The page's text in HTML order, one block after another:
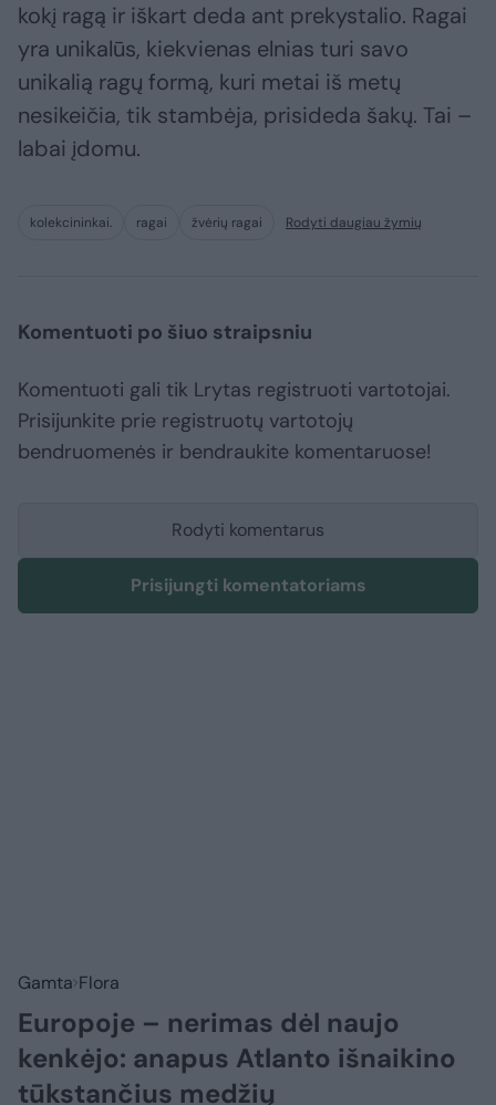
kokį ragą ir iškart deda ant prekystalio. Ragai
yra unikalūs, kiekvienas elnias turi savo
unikalią ragų formą, kuri metai iš metų
nesikeičia, tik stambėja, prisideda šakų. Tai –
labai įdomu.
kolekcininkai. ragai žvėrių ragai Rodyti daugiau žymių
Komentuoti po šiuo straipsniu
Komentuoti gali tik Lrytas registruoti vartotojai.
Prisijunkite prie registruotų vartotojų
bendruomenės ir bendraukite komentaruose!
Rodyti komentarus
Prisijungti komentatoriams
Gamta Flora
Europoje – nerimas dėl naujo
kenkėjo: anapus Atlanto išnaikino
tūkstančius medžių